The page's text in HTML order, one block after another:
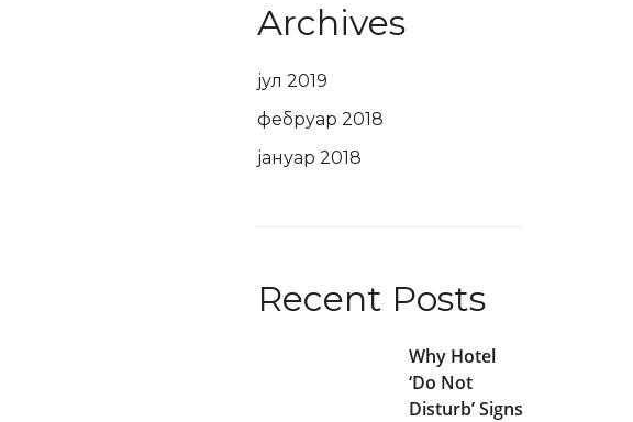
Archives
јул 2019
фебруар 2018
јануар 2018
Recent Posts
Why Hotel
‘Do Not
Disturb’ Signs